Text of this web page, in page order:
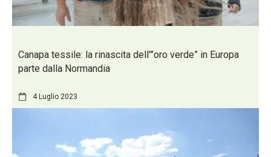
Canapa tessile: la rinascita dell'”oro verde” in Europa
parte dalla Normandia
4 Luglio 2023